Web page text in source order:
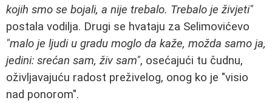
kojih smo se bojali, a nije trebalo. Trebalo je živjeti"
postala vodilja. Drugi se hvataju za Selimovićevo
"malo je ljudi u gradu moglo da kaže, možda samo ja,
jedini: srećan sam, živ sam", osećajući tu čudnu,
oživljavajuću radost preživelog, onog ko je "visio
nad ponorom".